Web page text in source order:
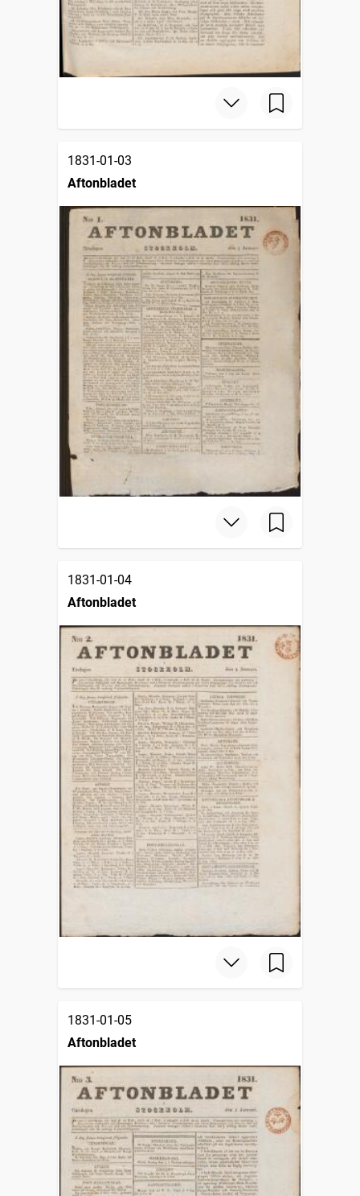
1831-01-03
Aftonbladet
1831-01-04
Aftonbladet
1831-01-05
Aftonbladet